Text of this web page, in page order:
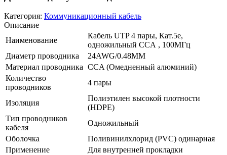
Категория: Коммуникационный кабель
Описание
Наименование
Кабель UTP 4 пары, Кат.5е,
одножильный CCA , 100МГц
Диаметр проводника
24AWG/0.48MM
Материал проводника CCA (Омедненный алюминий)
Количество
проводников
4 пары
Изоляция
Полиэтилен высокой плотности
(HDPE)
Тип проводников
кабеля
Одножильный
Оболочка
Поливинилхлорид (PVC) одинарная
Применение
Для внутренней прокладки